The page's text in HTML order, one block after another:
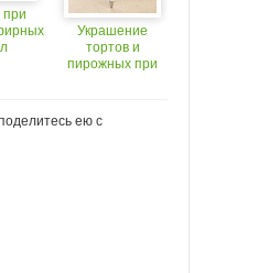
при
Украшение
тортов и
пирожных при
ею с